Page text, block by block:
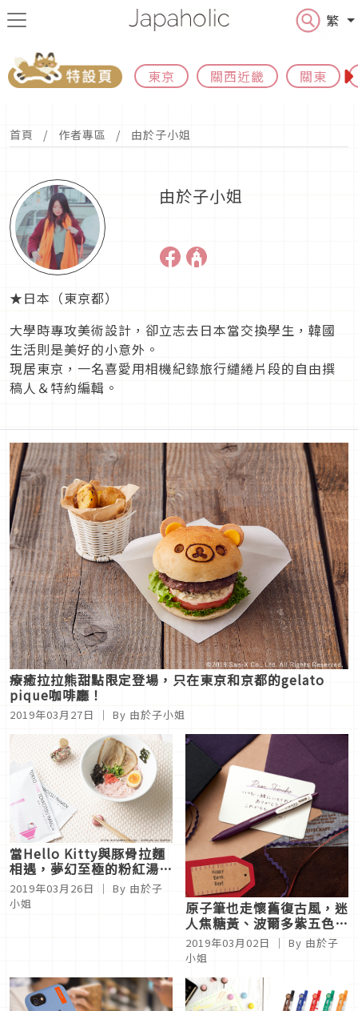
繁
東京 關西近畿 關東
首頁 作者專區 由於子小姐
由於子小姐
★日本（東京都）
大學時專攻美術設計，卻立志去日本當交換學生，韓國
生活則是美好的小意外。
現居東京，一名喜愛用相機紀錄旅行繾綣片段的自由撰
稿人＆特約編輯。
療癒拉拉熊甜點限定登場，只在東京和京都的gelato
pique咖啡廳！
2019年03月27日 ｜ By 由於子小姐
當Hello Kitty與豚骨拉麵
相遇，夢幻至極的粉紅湯頭
等你來品嘗
2019年03月26日
｜ By 由於子
小姐
原子筆也走懷舊復古風，迷
人焦糖黃、波爾多紫五色新
上市
2019年03月02日
｜ By 由於子
小姐